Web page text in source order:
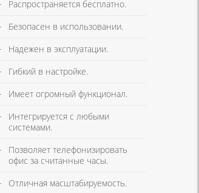
Распространяется бесплатно.
Безопасен в использовании.
Надежен в эксплуатации.
Гибкий в настройке.
Имеет огромный функционал.
Интегрируется с любыми
системами.
Позволяет телефонизировать
офис за считанные часы.
Отличная масштабируемость.